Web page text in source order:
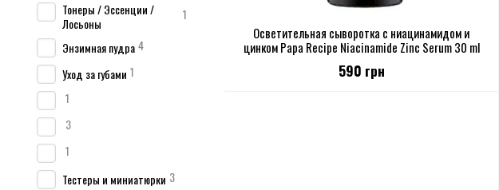
Осветительная сыворотка с ниацинамидом и
цинком Papa Recipe Niacinamide Zinc Serum 30 ml
590 грн
Тонеры / Эссенции /
Лосьоны
1
Энзимная пудра4
Уход за губами 1
1
3
1
Тестеры и миниатюрки 3